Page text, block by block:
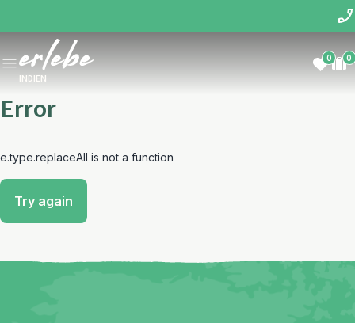
INDIEN
0 0
Error
e.type.replaceAll is not a function
Try again